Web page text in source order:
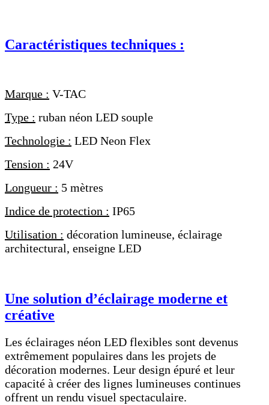
Caractéristiques techniques :
Marque : V-TAC
Type : ruban néon LED souple
Technologie : LED Neon Flex
Tension : 24V
Longueur : 5 mètres
Indice de protection : IP65
Utilisation : décoration lumineuse, éclairage
architectural, enseigne LED
Une solution d’éclairage moderne et
créative
Les éclairages néon LED flexibles sont devenus
extrêmement populaires dans les projets de
décoration modernes. Leur design épuré et leur
capacité à créer des lignes lumineuses continues
offrent un rendu visuel spectaculaire.